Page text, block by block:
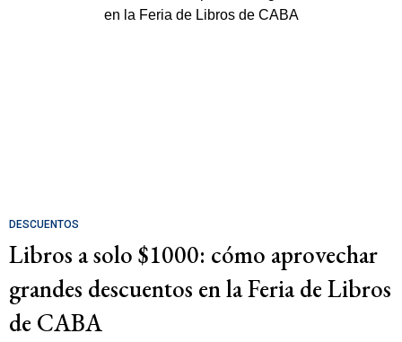
DESCUENTOS
Libros a solo $1000: cómo aprovechar
grandes descuentos en la Feria de Libros
de CABA